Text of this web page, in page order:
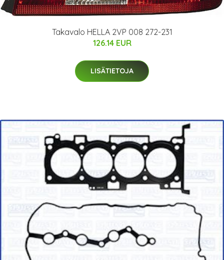
Takavalo HELLA 2VP 008 272-231
126.14 EUR
LISÄTIETOJA